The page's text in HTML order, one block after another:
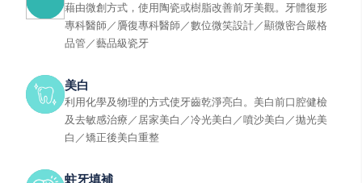
藉由微創方式，使用陶瓷或樹脂改善前牙美觀。牙體復形
專科醫師／贗復專科醫師／數位微笑設計／顯微密合嚴格
品管／藝品級瓷牙
美白
利用化學及物理的方式使牙齒乾淨亮白。美白前口腔健檢
及去敏感治療／居家美白／冷光美白／噴沙美白／拋光美
白／矯正後美白重整
蛀牙填補